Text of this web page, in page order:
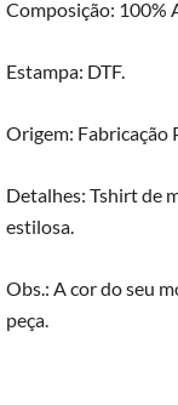
Composição: 100%
Estampa: DTF.
Origem: Fabricação
Detalhes: Tshirt de
estilosa.
Obs.: A cor do seu
peça.